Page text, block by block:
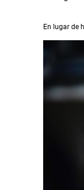
En lugar de